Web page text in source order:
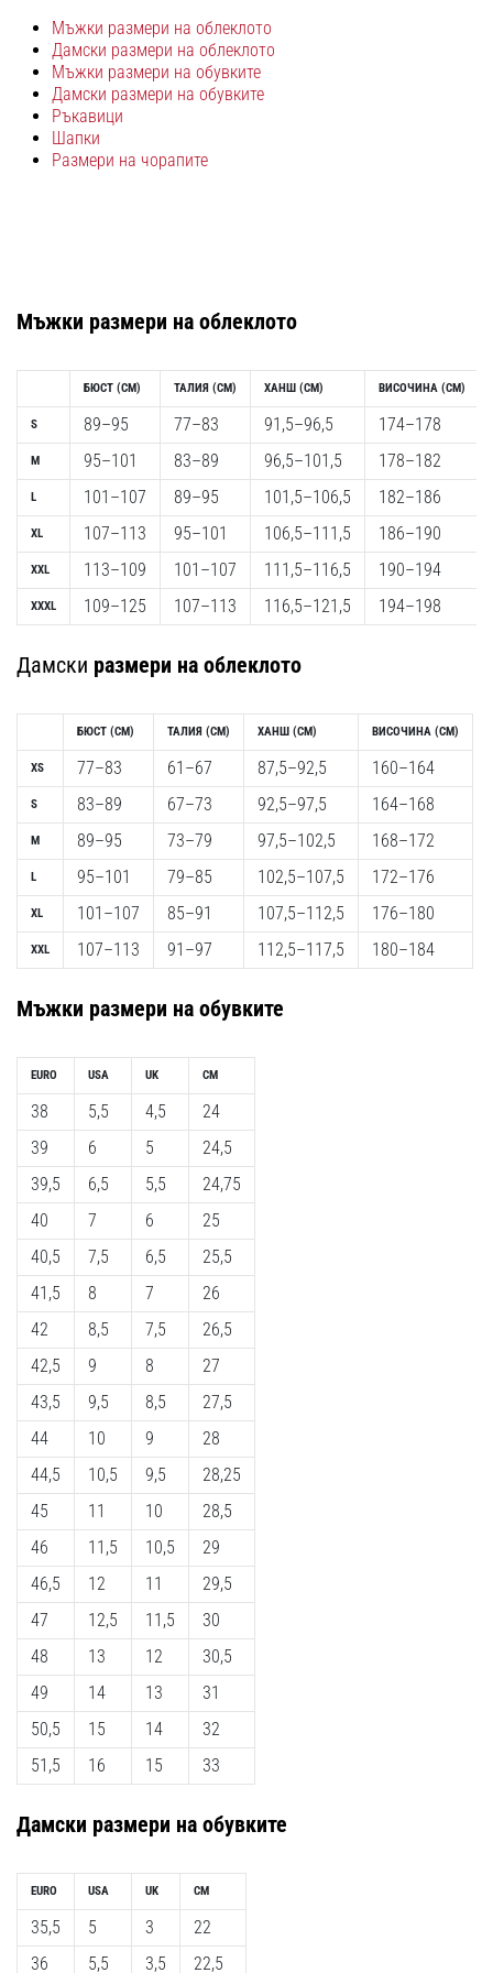
официални
екипи
обувки
всеки
гол
9. 6. 2025
•
1 мин. четене
Nike
Phantom
6
Открий
новите
футболни
Phantom
прецизност,
контрол
мощ
във
всяко
докосване.
за
…
Покажи
всички
статии
Мъжки размери на облеклото
Дамски размери на облеклото
Мъжки размери на обувките
Дамски размери на обувките
Ръкавици
Шапки
Размери на чорапите
Мъжки размери на облеклото
S
M
L
XL
XXL
XXXL
БЮСТ (CM)
89–95
95–101
101–107
107–113
113–109
109–125
ТАЛИЯ (CM)
77–83
83–89
89–95
95–101
101–107
107–113
ХАНШ (CM)
91,5–96,5
96,5–101,5
101,5–106,5
106,5–111,5
111,5–116,5
116,5–121,5
ВИСОЧИНА (CM)
174–178
178–182
182–186
186–190
190–194
194–198
Дамски размери на облеклото
XS
S
M
L
XL
XXL
БЮСТ (CM)
77–83
83–89
89–95
95–101
101–107
107–113
ТАЛИЯ (CM)
61–67
67–73
73–79
79–85
85–91
91–97
ХАНШ (CM)
87,5–92,5
92,5–97,5
97,5–102,5
102,5–107,5
107,5–112,5
112,5–117,5
ВИСОЧИНА (CM)
160–164
164–168
168–172
172–176
176–180
180–184
Мъжки размери на обувките
EURO
38
39
39,5
40
40,5
41,5
42
42,5
43,5
44
44,5
45
46
46,5
47
48
49
50,5
51,5
USA
5,5
6
6,5
7
7,5
8
8,5
9
9,5
10
10,5
11
11,5
12
12,5
13
14
15
16
UK
4,5
5
5,5
6
6,5
7
7,5
8
8,5
9
9,5
10
10,5
11
11,5
12
13
14
15
CM
24
24,5
24,75
25
25,5
26
26,5
27
27,5
28
28,25
28,5
29
29,5
30
30,5
31
32
33
Дамски размери на обувките
EURO
35,5
36
USA
5
5,5
UK
3
3,5
CM
22
22,5